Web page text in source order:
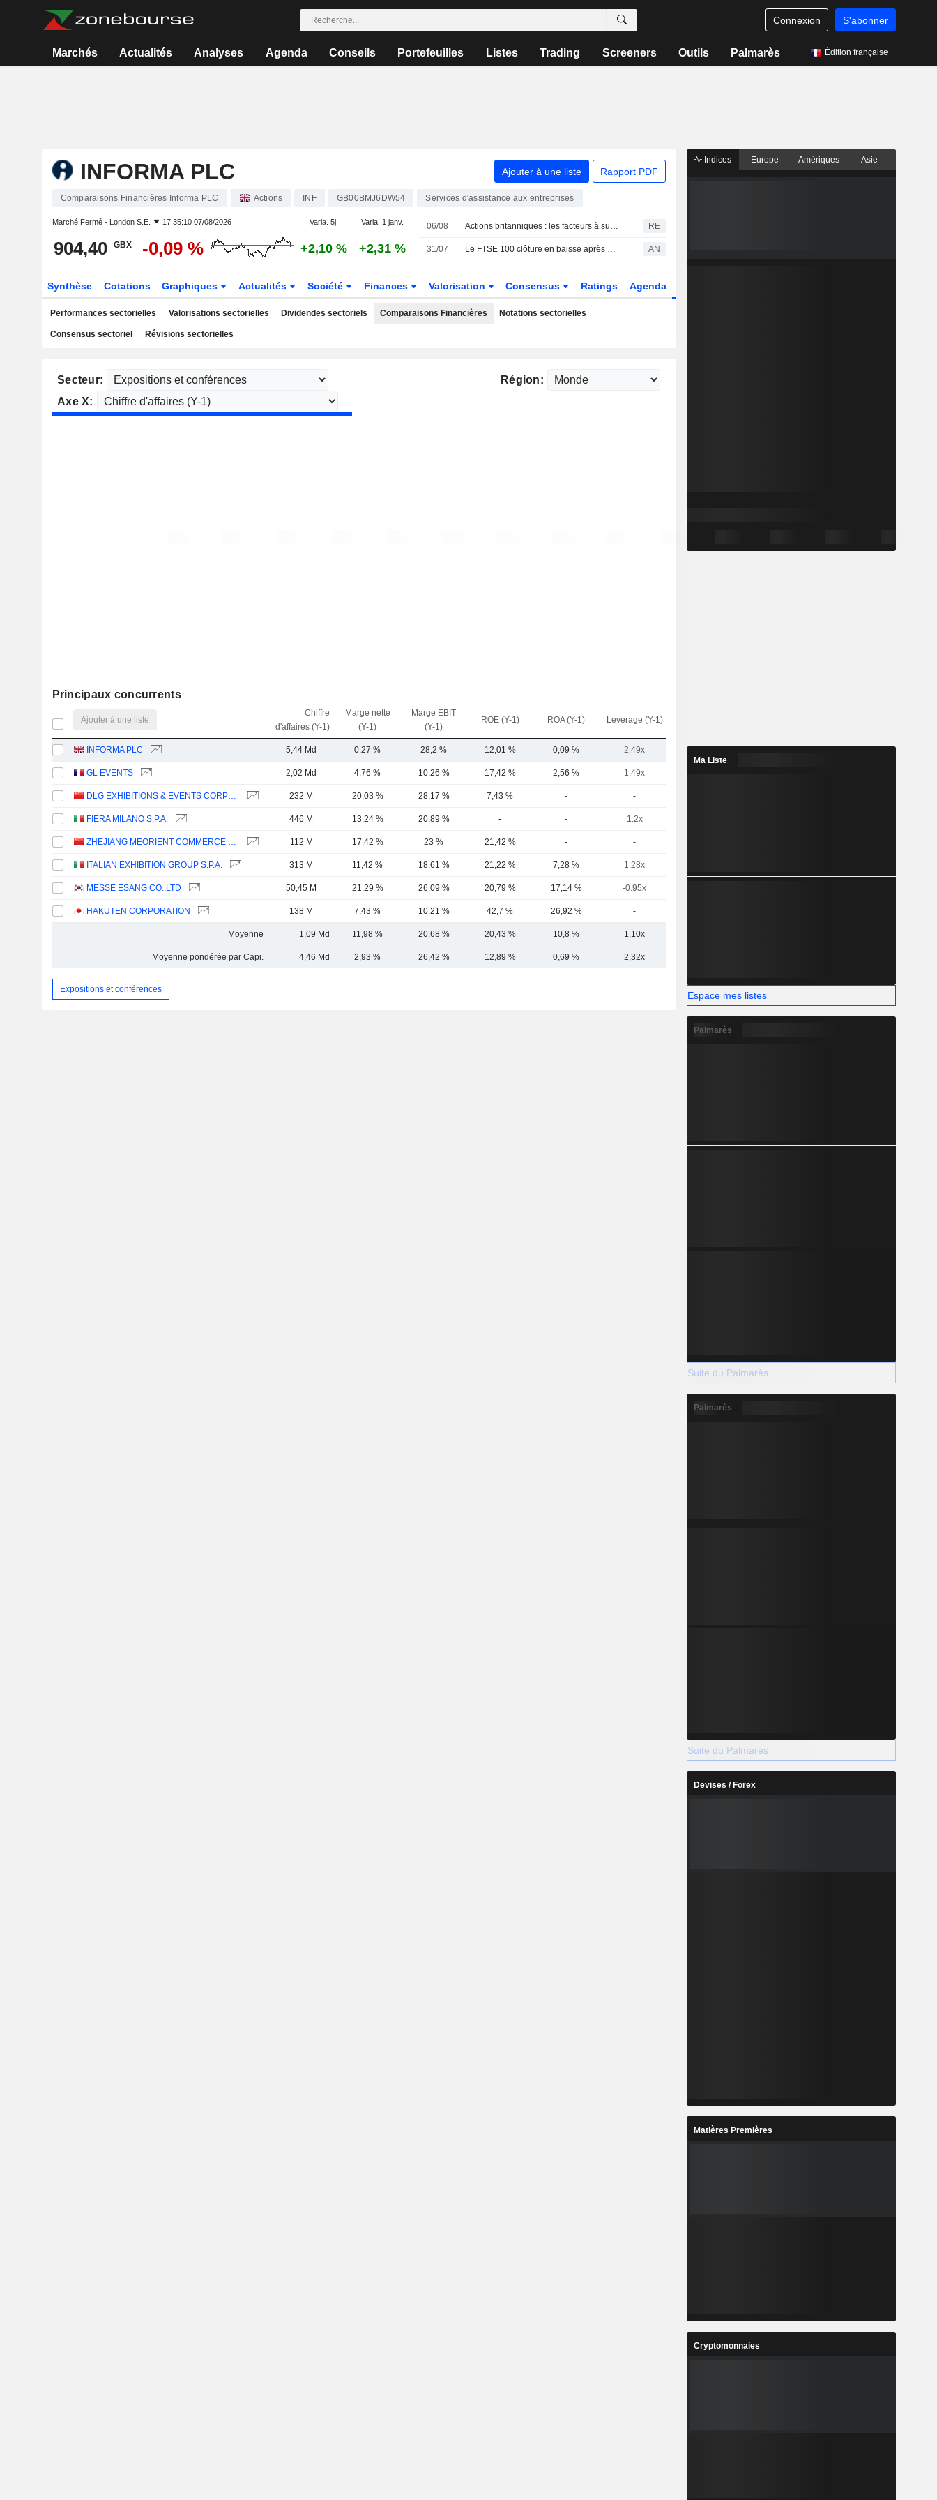
Connexion S'abonner
Marchés Actualités Analyses Agenda Conseils Portefeuilles Listes Trading Screeners Outils Palmarès Édition française
INFORMA PLC Ajouter à une liste Rapport PDF
Comparaisons Financières Informa PLC Actions INF GB00BMJ6DW54 Services d'assistance aux entreprises
Marché Fermé - London S.E. 17:35:10 07/08/2026 Varia. 5j. Varia. 1 janv.
904,40 GBX -0,09 % +2,10 % +2,31 %
06/08 Actions britanniques : les facteurs à suivre le 6 août RE
31/07 Le FTSE 100 clôture en baisse après avoir atteint un nouveau sommet historique AN
Synthèse Cotations Graphiques Actualités Société Finances Valorisation Consensus Ratings Agenda
Performances sectorielles Valorisations sectorielles Dividendes sectoriels Comparaisons Financières Notations sectorielles
Consensus sectoriel Révisions sectorielles
Secteur:
Région:
Axe X:
Principaux concurrents
Ajouter à une liste
Chiffre
d'affaires (Y-1)
Marge nette
(Y-1)
Marge EBIT
(Y-1)
ROE (Y-1) ROA (Y-1) Leverage (Y-1)
INFORMA PLC 5,44 Md 0,27 % 28,2 % 12,01 % 0,09 % 2.49x
GL EVENTS 2,02 Md 4,76 % 10,26 % 17,42 % 2,56 % 1.49x
DLG EXHIBITIONS & EVENTS CORPORATION LIMITED 232 M 20,03 % 28,17 % 7,43 % - -
FIERA MILANO S.P.A. 446 M 13,24 % 20,89 % - - 1.2x
ZHEJIANG MEORIENT COMMERCE EXHIBITION INC. 112 M 17,42 % 23 % 21,42 % - -
ITALIAN EXHIBITION GROUP S.P.A. 313 M 11,42 % 18,61 % 21,22 % 7,28 % 1.28x
MESSE ESANG CO.,LTD 50,45 M 21,29 % 26,09 % 20,79 % 17,14 % -0.95x
HAKUTEN CORPORATION 138 M 7,43 % 10,21 % 42,7 % 26,92 % -
Moyenne 1,09 Md 11,98 % 20,68 % 20,43 % 10,8 % 1,10x
Moyenne pondérée par Capi. 4,46 Md 2,93 % 26,42 % 12,89 % 0,69 % 2,32x
Expositions et conférences
Indices Europe Amériques Asie
Ma Liste
Espace mes listes
Palmarès
Suite du Palmarès
Palmarès
Suite du Palmarès
Devises / Forex
Matières Premières
Cryptomonnaies